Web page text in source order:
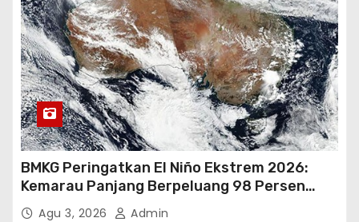
BMKG Peringatkan El Niño Ekstrem 2026:
Kemarau Panjang Berpeluang 98 Persen
hingga Awal 2027
Agu 3, 2026 Admin